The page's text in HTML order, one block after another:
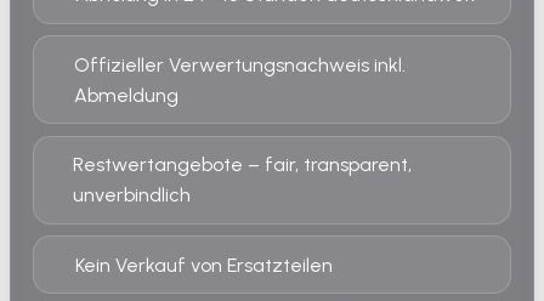
Offizieller Verwertungsnachweis inkl.
Abmeldung
Restwertangebote – fair, transparent,
unverbindlich
Kein Verkauf von Ersatzteilen